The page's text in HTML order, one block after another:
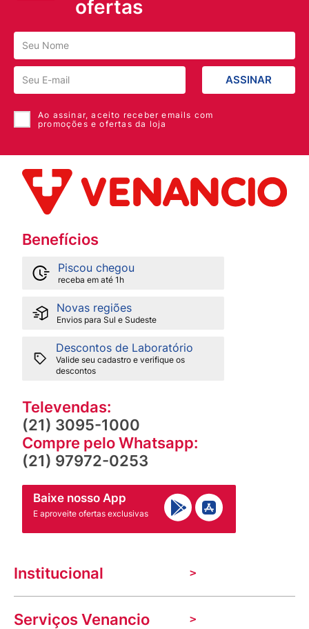
ofertas
ASSINAR
Ao assinar, aceito receber emails com
promoções e ofertas da loja
Benefícios
Piscou chegou
receba em até 1h
Novas regiões
Envios para Sul e Sudeste
Descontos de Laboratório
Valide seu cadastro e verifique os
descontos
Televendas:
(21) 3095-1000
Compre pelo Whatsapp:
(21) 97972-0253
Baixe nosso App
E aproveite ofertas exclusivas
Institucional
A Venancio
Trabalhe Conosco
Serviços Venancio